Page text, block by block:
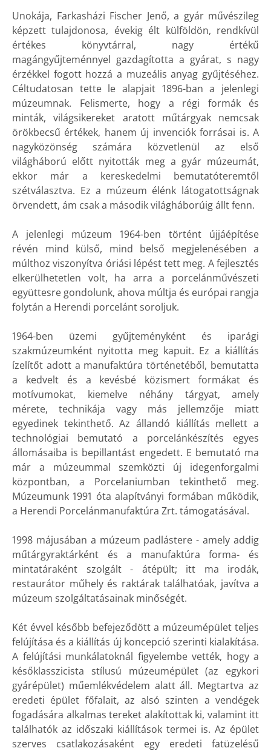
Unokája, Farkasházi Fischer Jenő, a gyár művészileg
képzett tulajdonosa, évekig élt külföldön, rendkívül
értékes könyvtárral, nagy értékű
magángyűjteménnyel gazdagította a gyárat, s nagy
érzékkel fogott hozzá a muzeális anyag gyűjtéséhez.
Céltudatosan tette le alapjait 1896-ban a jelenlegi
múzeumnak. Felismerte, hogy a régi formák és
minták, világsikereket aratott műtárgyak nemcsak
örökbecsű értékek, hanem új invenciók forrásai is. A
nagyközönség számára közvetlenül az első
világháború előtt nyitották meg a gyár múzeumát,
ekkor már a kereskedelmi bemutatóteremtől
szétválasztva. Ez a múzeum élénk látogatottságnak
örvendett, ám csak a második világháborúig állt fenn.
A jelenlegi múzeum 1964-ben történt újjáépítése
révén mind külső, mind belső megjelenésében a
múlthoz viszonyítva óriási lépést tett meg. A fejlesztés
elkerülhetetlen volt, ha arra a porcelánművészeti
együttesre gondolunk, ahova múltja és európai rangja
folytán a Herendi porcelánt soroljuk.
1964-ben üzemi gyűjteményként és iparági
szakmúzeumként nyitotta meg kapuit. Ez a kiállítás
ízelítőt adott a manufaktúra történetéből, bemutatta
a kedvelt és a kevésbé közismert formákat és
motívumokat, kiemelve néhány tárgyat, amely
mérete, technikája vagy más jellemzője miatt
egyedinek tekinthető. Az állandó kiállítás mellett a
technológiai bemutató a porcelánkészítés egyes
állomásaiba is bepillantást engedett. E bemutató ma
már a múzeummal szemközti új idegenforgalmi
központban, a Porcelaniumban tekinthető meg.
Múzeumunk 1991 óta alapítványi formában működik,
a Herendi Porcelánmanufaktúra Zrt. támogatásával.
1998 májusában a múzeum padlástere - amely addig
műtárgyraktárként és a manufaktúra forma- és
mintatáraként szolgált - átépült; itt ma irodák,
restaurátor műhely és raktárak találhatóak, javítva a
múzeum szolgáltatásainak minőségét.
Két évvel később befejeződött a múzeumépület teljes
felújítása és a kiállítás új koncepció szerinti kialakítása.
A felújítási munkálatoknál figyelembe vették, hogy a
későklasszicista stílusú múzeumépület (az egykori
gyárépület) műemlékvédelem alatt áll. Megtartva az
eredeti épület főfalait, az alsó szinten a vendégek
fogadására alkalmas tereket alakítottak ki, valamint itt
találhatók az időszaki kiállítások termei is. Az épület
szerves csatlakozásaként egy eredeti fatüzelésű